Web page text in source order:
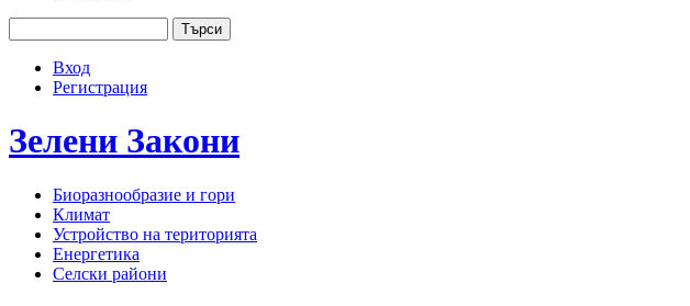
User menu
Вход
Регистрация
Зелени Закони
Биоразнообразие и гори
Климат
Устройство на територията
Енергетика
Селски райони